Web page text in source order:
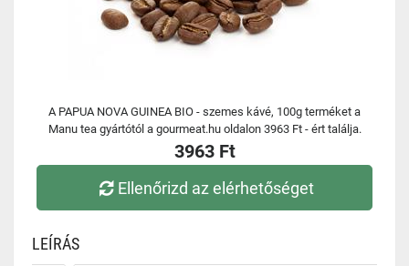
A PAPUA NOVA GUINEA BIO - szemes kávé, 100g terméket a
Manu tea gyártótól a gourmeat.hu oldalon 3963 Ft - ért találja.
3963 Ft
Ellenőrizd az elérhetőséget
LEÍRÁS